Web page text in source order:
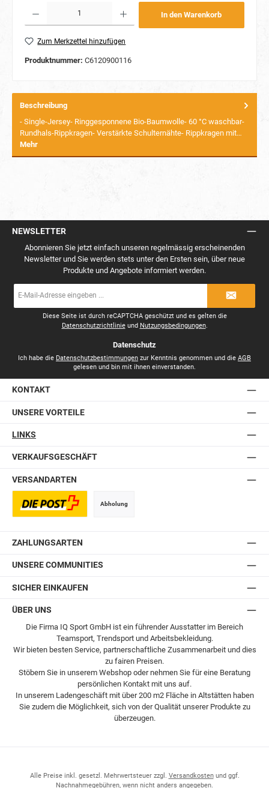
In den Warenkorb
Zum Merkzettel hinzufügen
Produktnummer: C6120900116
Beschreibung
- Single-Jersey- Ringgesponnene Bio-Baumwolle- 60 °C waschbar-
Rundhals-Rippkragen- Verstärkte Schulternähte- Rippkragen mit…
Mehr
NEWSLETTER
Abonnieren Sie jetzt einfach unseren regelmässig erscheinenden
Newsletter und Sie werden stets unter den Ersten sein, über neue
Produkte und Angebote informiert werden.
Mail-
Diese Seite ist durch reCAPTCHA geschützt und es gelten die
Datenschutzrichtlinieund Nutzungsbedingungen.
Datenschutz
Ich habe die Datenschutzbestimmungen zur Kenntnis genommen und die AGB
gelesen und bin mit ihnen einverstanden.
KONTAKT
UNSERE VORTEILE
LINKS
VERKAUFSGESCHÄFT
VERSANDARTEN
Abholung
ZAHLUNGSARTEN
UNSERE COMMUNITIES
SICHER EINKAUFEN
ÜBER UNS
Die Firma IQ Sport GmbH ist ein führender Ausstatter im Bereich
Teamsport, Trendsport und Arbeitsbekleidung.
Wir bieten besten Service, partnerschaftliche Zusammenarbeit und dies
zu fairen Preisen.
Stöbern Sie in unserem Webshop oder nehmen Sie für eine Beratung
persönlichen Kontakt mit uns auf.
In unserem Ladengeschäft mit über 200 m2 Fläche in Altstätten haben
Sie zudem die Möglichkeit, sich von der Qualität unserer Produkte zu
überzeugen.
Alle Preise inkl. gesetzl. Mehrwertsteuer zzgl. Versandkostenund ggf.
Nachnahmegebühren, wenn nicht anders angegeben.